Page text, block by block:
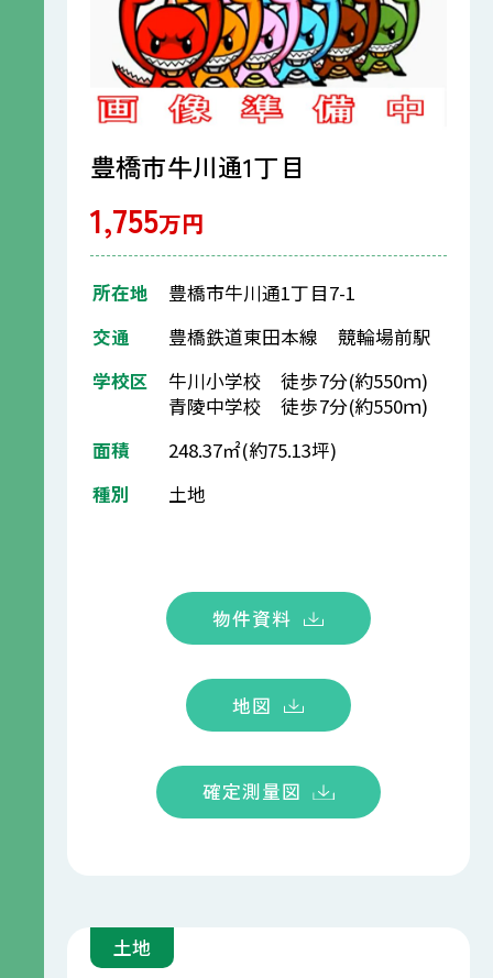
豊橋市牛川通1丁目
1,755万円
所在地
豊橋市牛川通1丁目7-1
交通
豊橋鉄道東田本線 競輪場前駅
学校区
牛川小学校 徒歩7分(約550ｍ)
青陵中学校 徒歩7分(約550ｍ)
面積
248.37㎡(約75.13坪)
種別
土地
物件資料
地図
確定測量図
土地